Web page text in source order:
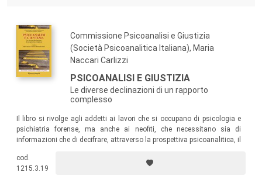
Commissione Psicoanalisi e Giustizia
(Società Psicoanalitica Italiana), Maria
Naccari Carlizzi
PSICOANALISI E GIUSTIZIA
Le diverse declinazioni di un rapporto
complesso
Il libro si rivolge agli addetti ai lavori che si occupano di psicologia e
psichiatria forense, ma anche ai neofiti, che necessitano sia di
informazioni che di decifrare, attraverso la prospettiva psicoanalitica, il
trovandosi all’improvviso in Tribunale, come le coppie che si separano,
faticano a orientarsi e a comprendere cosa stia loro accadendo.
cod.
1215.3.19